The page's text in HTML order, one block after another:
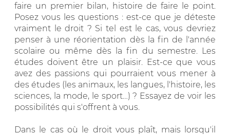
faire un premier bilan, histoire de faire le point.
Posez vous les questions : est-ce que je déteste
vraiment le droit ? Si tel est le cas, vous devriez
penser à une réorientation dès la fin de l'année
scolaire ou même dès la fin du semestre. Les
études doivent être un plaisir. Est-ce que vous
avez des passions qui pourraient vous mener à
des études (les animaux, les langues, l'histoire, les
sciences, la mode, le sport…) ? Essayez de voir les
possibilités qui s'offrent à vous.
Dans le cas où le droit vous plaît, mais lorsqu'il